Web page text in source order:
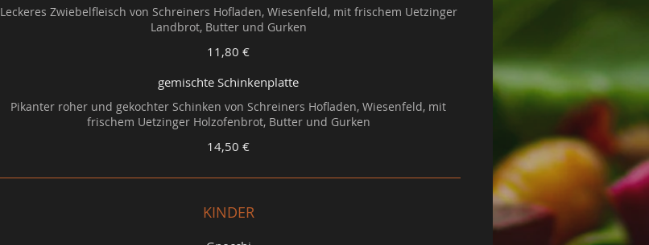
Leckeres Zwiebelfleisch von Schreiners Hofladen, Wiesenfeld, mit frischem Uetzinger
Landbrot, Butter und Gurken
11,80 €
gemischte Schinkenplatte
Pikanter roher und gekochter Schinken von Schreiners Hofladen, Wiesenfeld, mit
frischem Uetzinger Holzofenbrot, Butter und Gurken
14,50 €
KINDER